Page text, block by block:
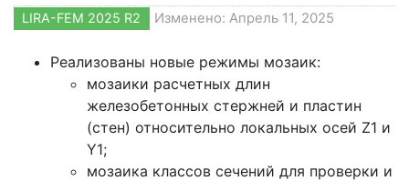
LIRA-FEM 2025 R2 Изменено: Апрель 11, 2025
Реализованы новые режимы мозаик:
мозаики расчетных длин
железобетонных стержней и пластин
(стен) относительно локальных осей Z1 и
Y1;
мозаика классов сечений для проверки и